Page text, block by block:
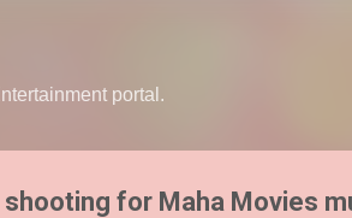
portal.
for Maha Movies